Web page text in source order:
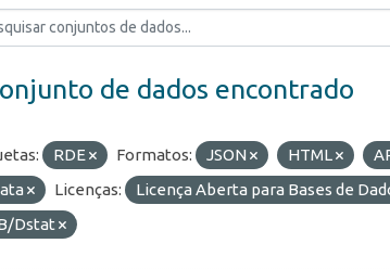
de dados encontrado
RDE Formatos: JSON HTML
Licenças: Licença Aberta para Bases de
Dstat